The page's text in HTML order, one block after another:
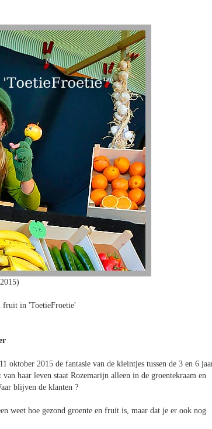
fruit in 'ToetieFroetie'
oktober 2015 de fantasie van de kleintjes tussen de 3 en 6
haar leven staat Rozemarijn alleen in de groentekraam en
blijven de klanten ?
weet hoe gezond groente en fruit is, maar dat je er ook nog